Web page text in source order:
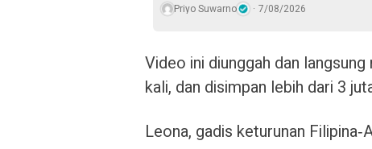
Priyo Suwarno 7/08/2026
Video ini diunggah dan
kali, dan disimpan lebih dari 3
Leona, gadis keturunan